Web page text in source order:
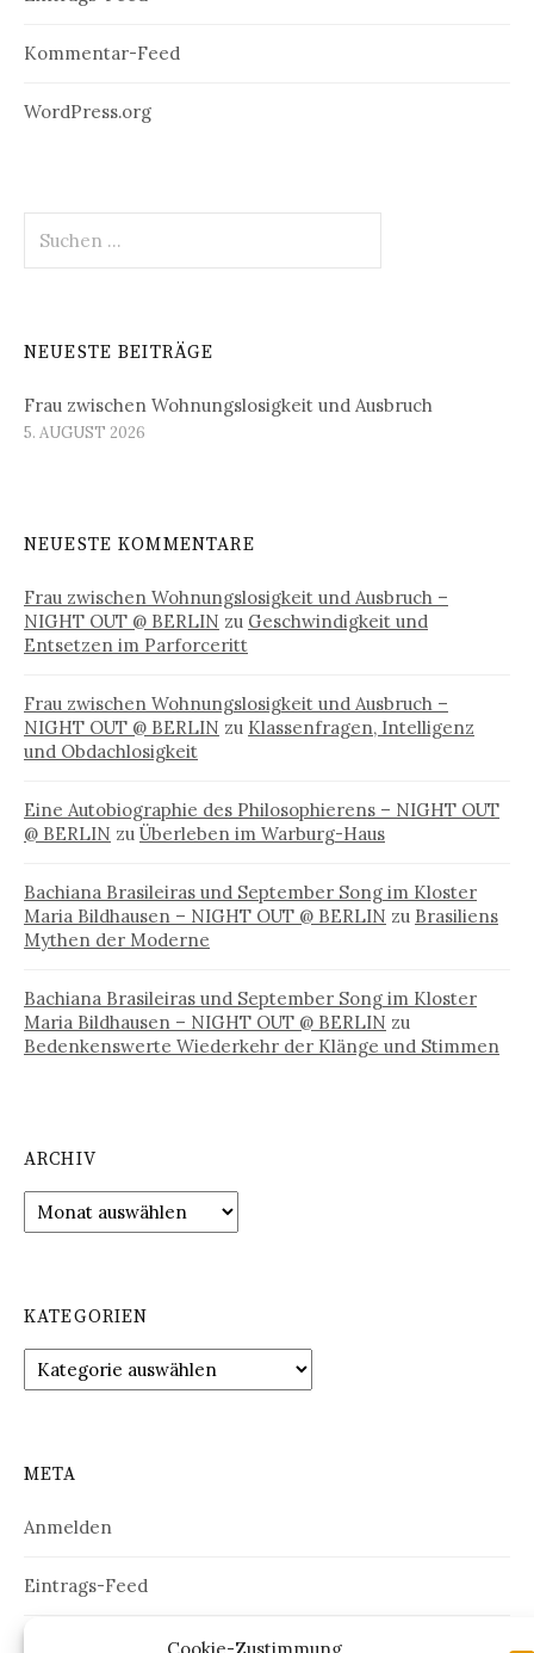
Kommentar-Feed
WordPress.org
nach:
NEUESTE BEITRÄGE
Frau zwischen Wohnungslosigkeit und Ausbruch
5. AUGUST 2026
NEUESTE KOMMENTARE
Frau zwischen Wohnungslosigkeit und Ausbruch –
NIGHT OUT @ BERLIN zu Geschwindigkeit und
Entsetzen im Parforceritt
Frau zwischen Wohnungslosigkeit und Ausbruch –
NIGHT OUT @ BERLIN zu Klassenfragen, Intelligenz
und Obdachlosigkeit
Eine Autobiographie des Philosophierens – NIGHT OUT
@ BERLIN zu Überleben im Warburg-Haus
Bachiana Brasileiras und September Song im Kloster
Maria Bildhausen – NIGHT OUT @ BERLIN zu Brasiliens
Mythen der Moderne
Bachiana Brasileiras und September Song im Kloster
Maria Bildhausen – NIGHT OUT @ BERLIN zu
Bedenkenswerte Wiederkehr der Klänge und Stimmen
ARCHIV
Archiv
KATEGORIEN
Kategorien
META
Anmelden
Eintrags-Feed
Kommentar-Feed